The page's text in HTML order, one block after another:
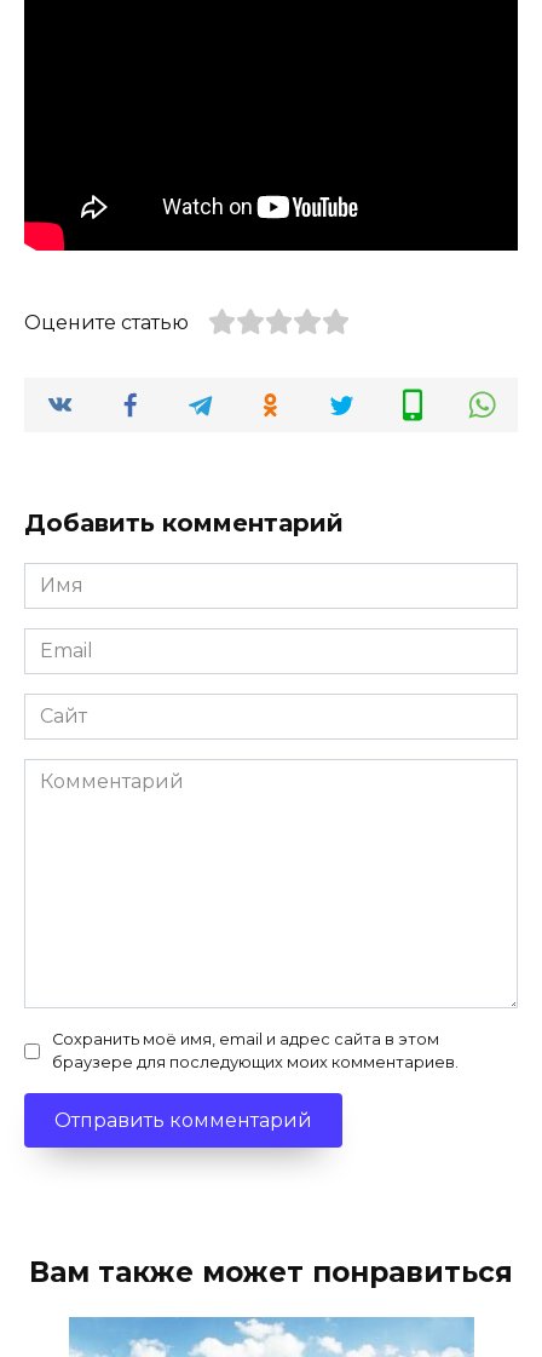
Оцените статью
Добавить комментарий
Имя
*
Email
*
Сайт
Комментарий
Сохранить моё имя, email и адрес сайта в этом
браузере для последующих моих комментариев.
Вам также может понравиться